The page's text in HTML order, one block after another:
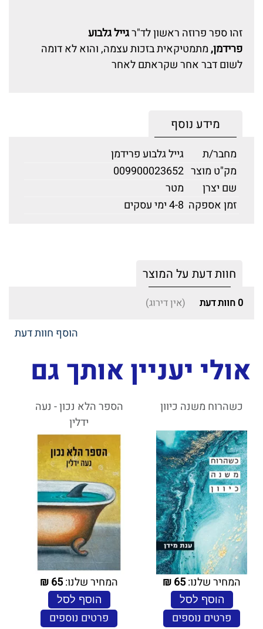
זהו ספר פרוזה ראשון לד"רגייל גלבוע
פרידמן,מתמטיקאית בזכות עצמה, והוא לא דומה
לשום דבר אחר שקראתם לאחר
מידע נוסף
מחבר/ת
גייל גלבוע פרידמן
מק"ט מוצר 009900023652
שם יצרן
מטר
זמן אספקה 4-8 ימי עסקים
חוות דעת על המוצר
0 חוות דעת (אין דירוג)
הוסף חוות דעת
אולי יעניין אותך גם
כשהרוח משנה כיוון
המחיר שלנו:65
₪
הוסף לסל
פרטים נוספים
הספר הלא נכון - נעה
ידלין
המחיר שלנו:65
₪
הוסף לסל
פרטים נוספים